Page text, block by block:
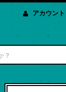
アカウント